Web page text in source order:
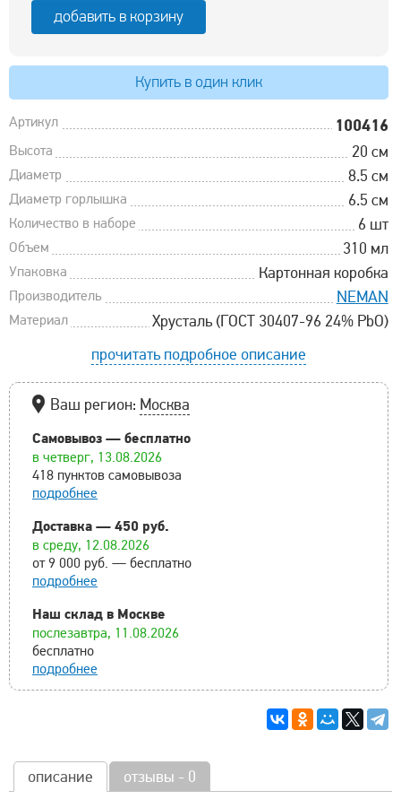
добавить в корзину
Купить в один клик
Артикул 100416
Высота 20 см
Диаметр 8.5 см
Диаметр горлышка 6.5 см
Количество в наборе 6 шт
Объем 310 мл
Упаковка Картонная коробка
Производитель NEMAN
Материал
Хрусталь (ГОСТ 30407-96 24% PbO)
прочитать подробное описание
Ваш регион: Москва
Самовывоз — бесплатно
в четверг, 13.08.2026
418 пунктов самовывоза
подробнее
Доставка — 450 руб.
в среду, 12.08.2026
от 9 000 руб. — бесплатно
подробнее
Наш склад в Москве
послезавтра, 11.08.2026
бесплатно
подробнее
описание отзывы - 0